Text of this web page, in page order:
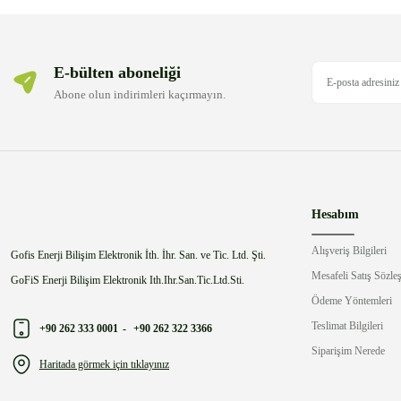
E-bülten aboneliği
Abone olun indirimleri kaçırmayın.
Gofis Enerji Bilişim Elektronik İth. İhr. San. ve Tic. Ltd. Şti.
GoFiS Enerji Bilişim Elektronik Ith.Ihr.San.Tic.Ltd.Sti.
+90 262 333 0001 - +90 262 322 3366
Haritada görmek için tıklayınız
Hesabım
Alışveriş Bilgileri
Mesafeli Satış
Ödeme Yöntemleri
Teslimat Bilgileri
Siparişim Nerede